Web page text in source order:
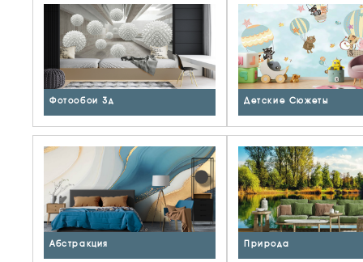
Фотообои 3д Детские Сюжеты
Абстракция Природа